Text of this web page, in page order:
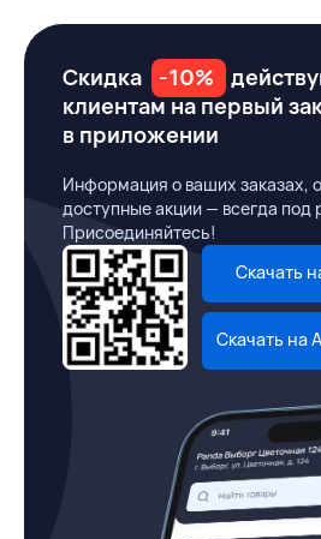
Скидка -10%
клиентам на первый
в приложении
Информация о ваших заказах,
доступные акции — всегда под
Присоединяйтесь!
Скачать
Скачать на